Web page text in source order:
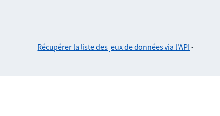
Récupérer la liste des jeux de données via l'API -